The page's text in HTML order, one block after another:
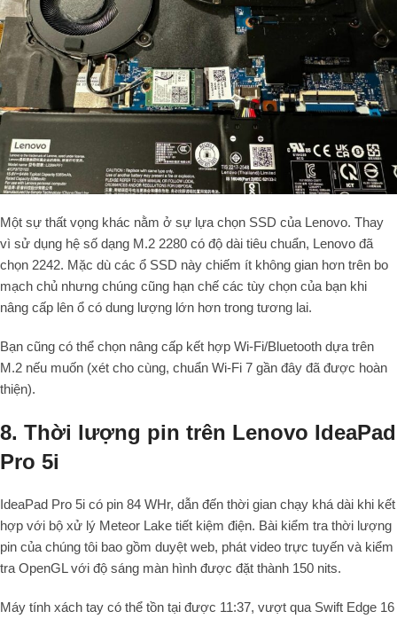
Một sự thất vọng khác nằm ở sự lựa chọn SSD của Lenovo. Thay
vì sử dụng hệ số dạng M.2 2280 có độ dài tiêu chuẩn, Lenovo đã
chọn 2242. Mặc dù các ổ SSD này chiếm ít không gian hơn trên bo
mạch chủ nhưng chúng cũng hạn chế các tùy chọn của bạn khi
nâng cấp lên ổ có dung lượng lớn hơn trong tương lai.
Bạn cũng có thể chọn nâng cấp kết hợp Wi-Fi/Bluetooth dựa trên
M.2 nếu muốn (xét cho cùng, chuẩn Wi-Fi 7 gần đây đã được hoàn
thiện).
8. Thời lượng pin trên Lenovo IdeaPad
Pro 5i
IdeaPad Pro 5i có pin 84 WHr, dẫn đến thời gian chạy khá dài khi kết
hợp với bộ xử lý Meteor Lake tiết kiệm điện. Bài kiểm tra thời lượng
pin của chúng tôi bao gồm duyệt web, phát video trực tuyến và kiểm
tra OpenGL với độ sáng màn hình được đặt thành 150 nits.
Máy tính xách tay có thể tồn tại được 11:37, vượt qua Swift Edge 16